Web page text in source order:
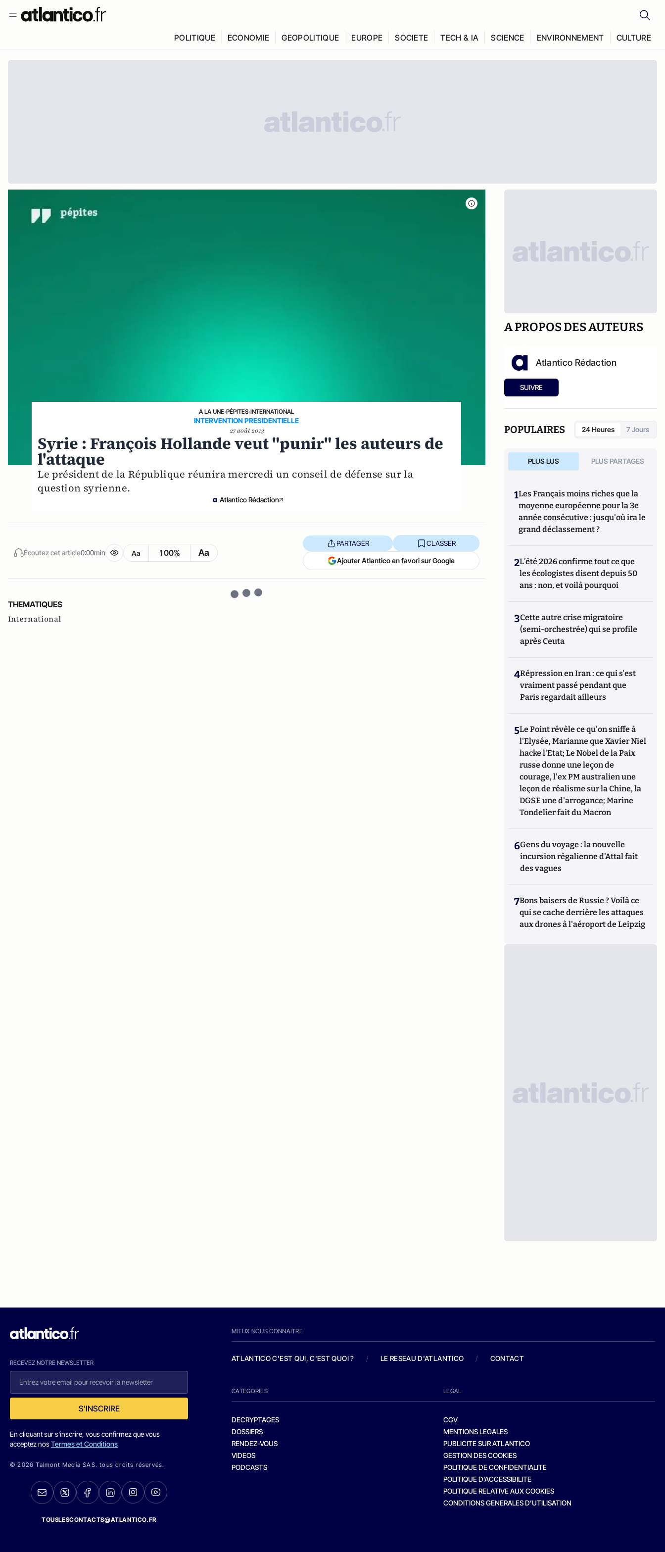
POLITIQUE ECONOMIE GEOPOLITIQUE EUROPE SOCIETE TECH & IA SCIENCE ENVIRONNEMENT CULTURE
A LA UNE›PÉPITES›INTERNATIONAL
INTERVENTION PRESIDENTIELLE
27 août 2013
Syrie : François Hollande veut "punir" les auteurs de
l'attaque
Le président de la République réunira mercredi un conseil de défense sur la
question syrienne.
Atlantico Rédaction
Écoutez cet article0:00min Aa 100% Aa
PARTAGER CLASSER
Ajouter Atlantico en favori sur Google
THEMATIQUES
International
A PROPOS DES AUTEURS
Atlantico Rédaction
SUIVRE
POPULAIRES 24 Heures 7 Jours
PLUS LUS PLUS PARTAGES
1Les Français moins riches que la
moyenne européenne pour la 3e
année consécutive : jusqu'où ira le
grand déclassement ?
2L’été 2026 confirme tout ce que
les écologistes disent depuis 50
ans : non, et voilà pourquoi
3Cette autre crise migratoire
(semi-orchestrée) qui se profile
après Ceuta
4Répression en Iran : ce qui s'est
vraiment passé pendant que
Paris regardait ailleurs
5Le Point révèle ce qu'on sniffe à
l'Elysée, Marianne que Xavier Niel
hacke l'Etat; Le Nobel de la Paix
russe donne une leçon de
courage, l'ex PM australien une
leçon de réalisme sur la Chine, la
DGSE une d'arrogance; Marine
Tondelier fait du Macron
6Gens du voyage : la nouvelle
incursion régalienne d'Attal fait
des vagues
7Bons baisers de Russie ? Voilà ce
qui se cache derrière les attaques
aux drones à l'aéroport de Leipzig
RECEVEZ NOTRE NEWSLETTER
S'INSCRIRE
En cliquant sur s'inscrire, vous confirmez que vous
acceptez nosTermes et Conditions
© 2026 Talmont Media SAS. tous droits réservés.
TOUSLESCONTACTS@ATLANTICO.FR
MIEUX NOUS CONNAITRE
ATLANTICO C'EST QUI, C'EST QUOI ? / LE RESEAU D'ATLANTICO / CONTACT
CATEGORIES
DECRYPTAGES
DOSSIERS
RENDEZ-VOUS
VIDEOS
PODCASTS
LEGAL
CGV
MENTIONS LEGALES
PUBLICITE SUR ATLANTICO
GESTION DES COOKIES
POLITIQUE DE CONFIDENTIALITE
POLITIQUE D’ACCESSIBILITE
POLITIQUE RELATIVE AUX COOKIES
CONDITIONS GENERALES D’UTILISATION